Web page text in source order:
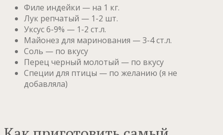
Филе индейки — на 1 кг.
Лук репчатый — 1-2 шт.
Уксус 6-9% — 1-2 ст.л.
Майонез для маринования — 3-4 ст.л.
Соль — по вкусу
Перец черный молотый — по вкусу
Специи для птицы — по желанию (я не
добавляла)